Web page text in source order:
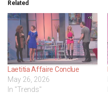
Related
Laetitia Affaire Conclue
May 26, 2026
In "Trends"